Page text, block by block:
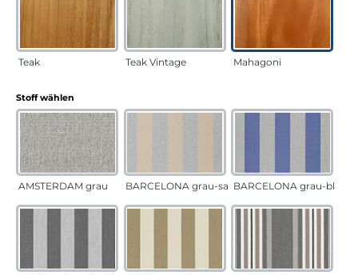
Teak Teak Vintage Mahagoni
Stoff wählen
AMSTERDAM grau BARCELONA grau-sandBARCELONA grau-blau